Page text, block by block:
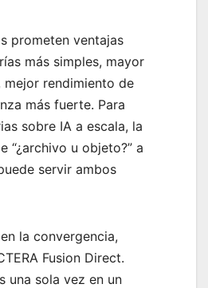
prometen ventajas
más simples, mayor
mejor rendimiento de
más fuerte. Para
sobre IA a escala, la
“¿archivo u objeto?” a
servir ambos
la convergencia,
Fusion Direct.
una sola vez en un